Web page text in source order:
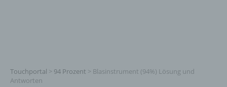
Touchportal > 94 Prozent > Blasinstrument (94%) Lösung und
Antworten